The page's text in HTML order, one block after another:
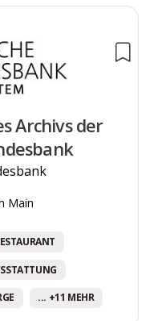
Archivs der
Main
... +11 MEHR